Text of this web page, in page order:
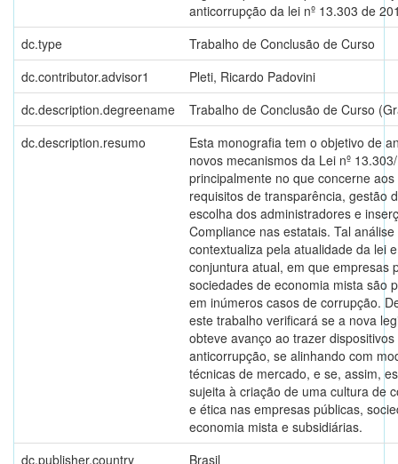
anticorrupção da lei nº 13.303 de
dc.type
Trabalho de Conclusão de Curso
dc.contributor.advisor1
Pleti, Ricardo Padovini
dc.description.degreename
Trabalho de Conclusão de Curso
dc.description.resumo
Esta monografia tem o objetivo de
novos mecanismos da Lei nº
principalmente no que concerne aos
requisitos de transparência, gestão
escolha dos administradores e
Compliance nas estatais. Tal análise
contextualiza pela atualidade da lei
conjuntura atual, em que empresas
sociedades de economia mista são
em inúmeros casos de corrupção.
este trabalho verificará se a nova
obteve avanço ao trazer dispositivos
anticorrupção, se alinhando com
técnicas de mercado, e se, assim,
sujeita à criação de uma cultura de
e ética nas empresas públicas,
economia mista e subsidiárias.
dc.publisher.country
Brasil